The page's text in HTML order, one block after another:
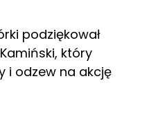
podziękował
który
i odzew na akcję